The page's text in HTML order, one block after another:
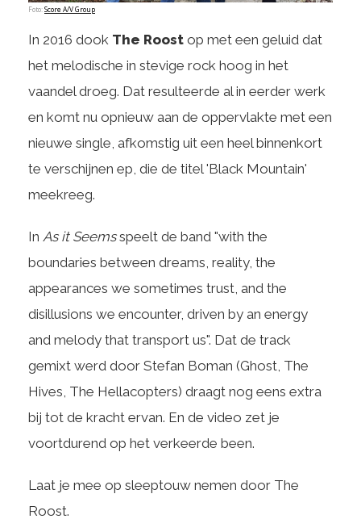
Foto:Score A/V Group
In 2016 dook The Roost op met een geluid dat
het melodische in stevige rock hoog in het
vaandel droeg. Dat resulteerde al in eerder werk
en komt nu opnieuw aan de oppervlakte met een
nieuwe single, afkomstig uit een heel binnenkort
te verschijnen ep, die de titel 'Black Mountain'
meekreeg.
In As it Seemsspeelt de band "with the
boundaries between dreams, reality, the
appearances we sometimes trust, and the
disillusions we encounter, driven by an energy
and melody that transport us". Dat de track
gemixt werd door Stefan Boman (Ghost, The
Hives, The Hellacopters) draagt nog eens extra
bij tot de kracht ervan. En de video zet je
voortdurend op het verkeerde been.
Laat je mee op sleeptouw nemen door The
Roost.